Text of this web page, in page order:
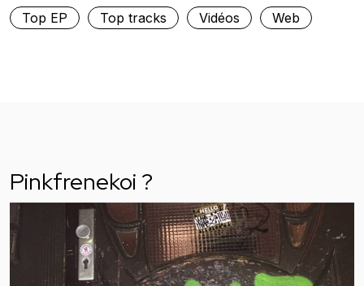
Top EP
Top tracks Vidéos Web
Pinkfrenekoi ?